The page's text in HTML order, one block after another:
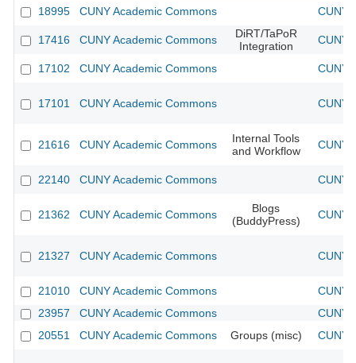
18995 CUNY Academic Commons CUNY
17416 CUNY Academic Commons
DiRT/TaPoR
Integration
CUNY
17102 CUNY Academic Commons CUNY
17101 CUNY Academic Commons CUNY
21616 CUNY Academic Commons
Internal Tools
and Workflow
CUNY
22140 CUNY Academic Commons CUNY
21362 CUNY Academic Commons
Blogs
(BuddyPress)
CUNY
21327 CUNY Academic Commons CUNY
21010 CUNY Academic Commons
CUNY
23957
CUNY Academic Commons
CUNY
20551
CUNY Academic Commons Groups (misc) CUNY